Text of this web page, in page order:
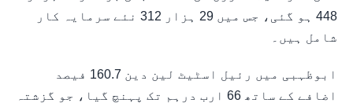
448 ہو گئی، جس میں 29 ہزار 312 نئے سرمایہ کار
شامل ہیں۔
ابوظہبی میں رئیل اسٹیٹ لین دین 160.7 فیصد
اضافے کے ساتھ 66 ارب درہم تک پہنچ گیا، جو گزشتہ